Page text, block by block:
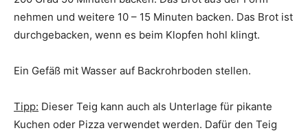
nehmen und weitere 10 – 15 Minuten backen. Das Brot ist
durchgebacken, wenn es beim Klopfen hohl klingt.
Ein Gefäß mit Wasser auf Backrohrboden stellen.
Tipp: Dieser Teig kann auch als Unterlage für pikante
Kuchen oder Pizza verwendet werden. Dafür den Teig